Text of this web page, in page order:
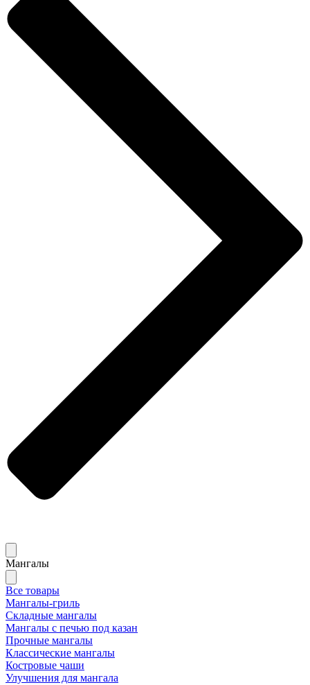
Мангалы
Все товары
Мангалы-гриль
Складные мангалы
Мангалы с печью под казан
Прочные мангалы
Классические мангалы
Костровые чаши
Улучшения для мангала